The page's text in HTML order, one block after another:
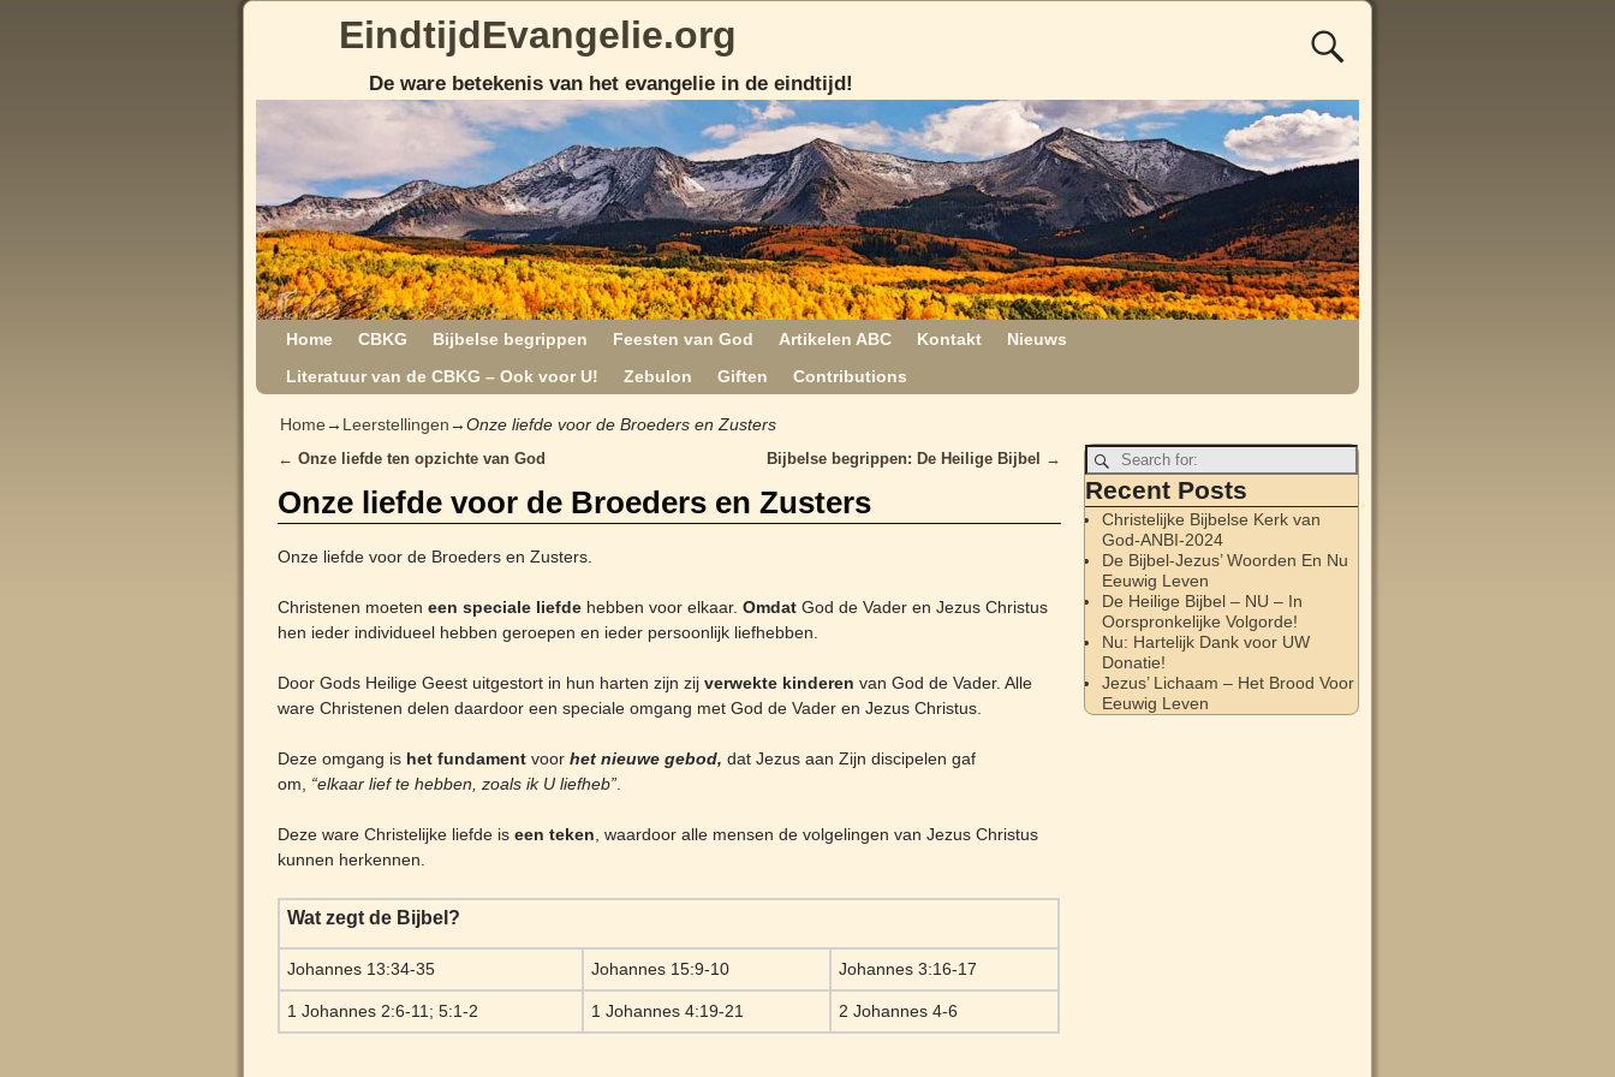
EindtijdEvangelie.org
De ware betekenis van het evangelie in de eindtijd!
Home CBKG Bijbelse begrippen Feesten van God Artikelen ABC Kontakt
Nieuws
Literatuur van de CBKG – Ook voor U!
Zebulon Giften Contributions
Home→ Leerstellingen→Onze liefde voor de Broeders en Zusters
← Onze liefde ten opzichte van God Bijbelse begrippen: De Heilige Bijbel →
Onze liefde voor de Broeders en Zusters
Onze liefde voor de Broeders en Zusters.
Christenen moeteneen speciale liefde hebben voor elkaar.Omdat God de Vader en Jezus Christus
hen ieder individueel hebben geroepen en ieder persoonlijk liefhebben.
Door Gods Heilige Geest uitgestort in hun harten zijn zijverwekte kinderen van God de Vader. Alle
ware Christenen delen daardoor een speciale omgang met God de Vader en Jezus Christus.
Deze omgang is het fundament voorhet nieuwe gebod, dat Jezus aan Zijn discipelen gaf
om, “elkaar lief te hebben, zoals ik U liefheb”.
Deze ware Christelijke liefde iseen teken, waardoor alle mensen de volgelingen van Jezus Christus
kunnen herkennen.
Wat zegt de Bijbel?
Johannes 13:34-35 Johannes 15:9-10 Johannes 3:16-17
1 Johannes 2:6-11; 5:1-2 1 Johannes 4:19-21 2 Johannes 4-6
Recent Posts
Christelijke Bijbelse Kerk van
God-ANBI-2024
De Bijbel-Jezus’ Woorden En Nu
Eeuwig Leven
De Heilige Bijbel – NU – In
Oorspronkelijke Volgorde!
Nu: Hartelijk Dank voor UW
Donatie!
Jezus’ Lichaam – Het Brood Voor
Eeuwig Leven